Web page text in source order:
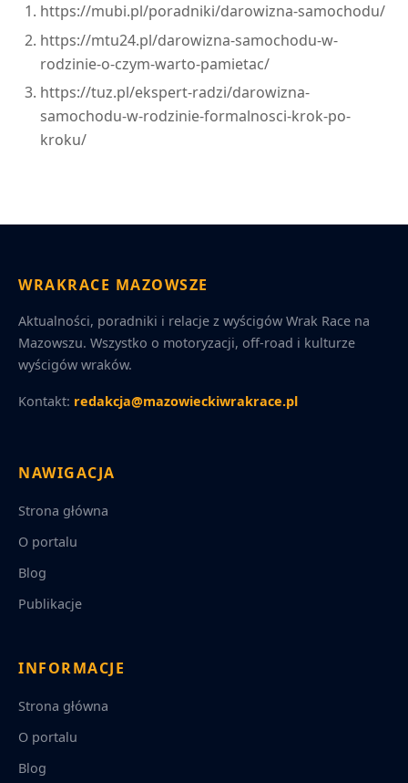
https://mubi.pl/poradniki/darowizna-samochodu/
https://mtu24.pl/darowizna-samochodu-w-
rodzinie-o-czym-warto-pamietac/
https://tuz.pl/ekspert-radzi/darowizna-
samochodu-w-rodzinie-formalnosci-krok-po-
kroku/
WRAKRACE MAZOWSZE
Aktualności, poradniki i relacje z wyścigów Wrak Race na
Mazowszu. Wszystko o motoryzacji, off-road i kulturze
wyścigów wraków.
Kontakt: redakcja@mazowieckiwrakrace.pl
NAWIGACJA
Strona główna
O portalu
Blog
Publikacje
INFORMACJE
Strona główna
O portalu
Blog